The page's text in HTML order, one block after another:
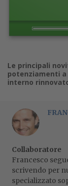
Le principali
potenziamenti a
interno
Collaboratore
Francesco
scrivendo per
specializzato